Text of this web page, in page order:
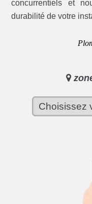
concurrentiels et
durabilité de votre